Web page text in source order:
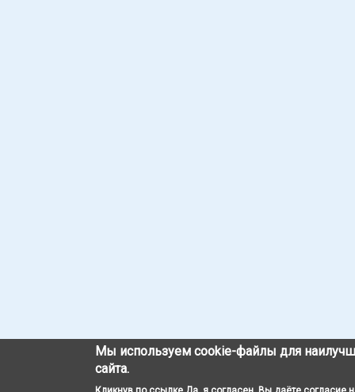
Мы используем cookie-файлы для
сайта.